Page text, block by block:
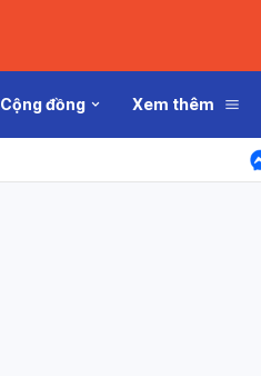
Cộng đồng Xem thêm